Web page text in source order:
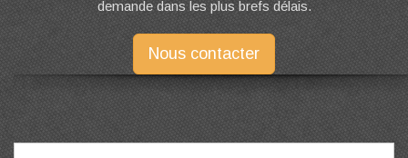
demande dans les plus brefs délais.
Nous contacter